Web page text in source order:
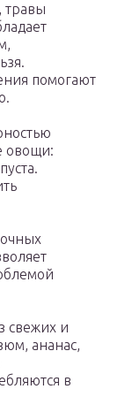
травы
помогают
овощи:
свежих и
ананас,
в